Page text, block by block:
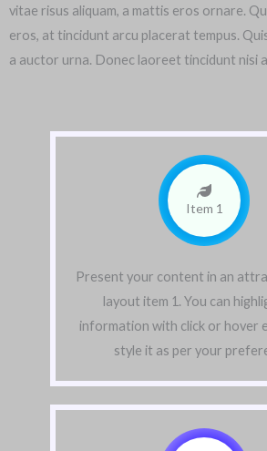
vitae risus aliquam, a mattis eros ornare.
eros, at tincidunt arcu placerat tempus.
a auctor urna. Donec laoreet tincidunt nisi
Item 1
Present your content in an
layout item 1. You can
information with click or hover
style it as per your